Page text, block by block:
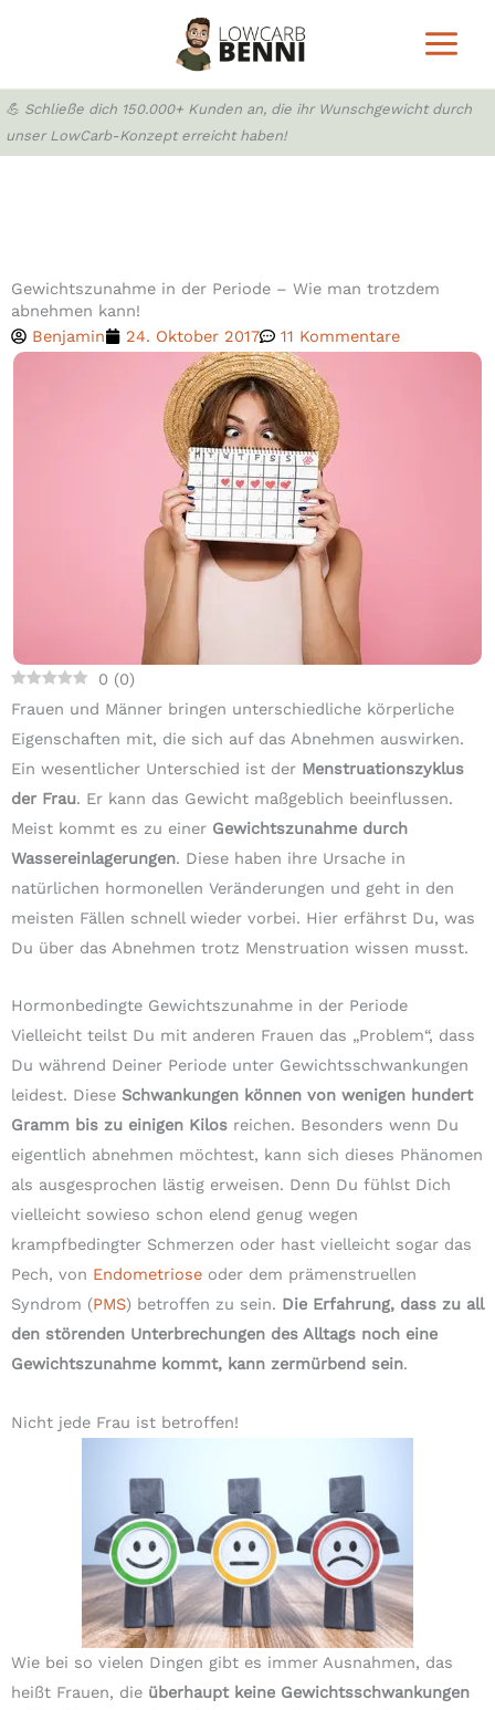
💪 Schließe dich 150.000+ Kunden an, die ihr Wunschgewicht durch
unser LowCarb-Konzept erreicht haben!
Gewichtszunahme in der Periode – Wie man trotzdem
abnehmen kann!
Benjamin
24. Oktober 2017 11 Kommentare
0 (0)
Frauen und Männer bringen unterschiedliche körperliche
Eigenschaften mit, die sich auf das Abnehmen auswirken.
Ein wesentlicher Unterschied ist der Menstruationszyklus
der Frau. Er kann das Gewicht maßgeblich beeinflussen.
Meist kommt es zu einer Gewichtszunahme durch
Wassereinlagerungen. Diese haben ihre Ursache in
natürlichen hormonellen Veränderungen und geht in den
meisten Fällen schnell wieder vorbei. Hier erfährst Du, was
Du über das Abnehmen trotz Menstruation wissen musst.
Hormonbedingte Gewichtszunahme in der Periode
Vielleicht teilst Du mit anderen Frauen das „Problem“, dass
Du während Deiner Periode unter Gewichtsschwankungen
leidest. Diese Schwankungen können von wenigen hundert
Gramm bis zu einigen Kilos reichen. Besonders wenn Du
eigentlich abnehmen möchtest, kann sich dieses Phänomen
als ausgesprochen lästig erweisen. Denn Du fühlst Dich
vielleicht sowieso schon elend genug wegen
krampfbedingter Schmerzen oder hast vielleicht sogar das
Pech, von Endometriose oder dem prämenstruellen
Syndrom (PMS) betroffen zu sein. Die Erfahrung, dass zu all
den störenden Unterbrechungen des Alltags noch eine
Gewichtszunahme kommt, kann zermürbend sein.
Nicht jede Frau ist betroffen!
Wie bei so vielen Dingen gibt es immer Ausnahmen, das
heißt Frauen, die überhaupt keine Gewichtsschwankungen